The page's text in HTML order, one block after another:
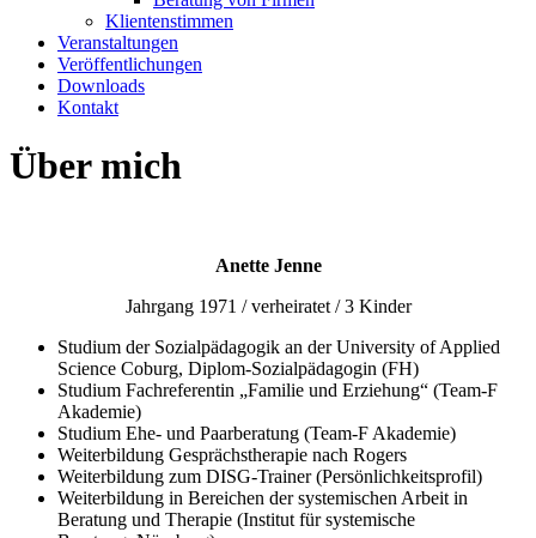
Klientenstimmen
Veranstaltungen
Veröffentlichungen
Downloads
Kontakt
Über mich
Anette Jenne
Jahrgang 1971 / verheiratet / 3 Kinder
Studium der Sozialpädagogik an der University of Applied
Science Coburg, Diplom-Sozialpädagogin (FH)
Studium Fachreferentin „Familie und Erziehung“ (Team-F
Akademie)
Studium Ehe- und Paarberatung (Team-F Akademie)
Weiterbildung Gesprächstherapie nach Rogers
Weiterbildung zum DISG-Trainer (Persönlichkeitsprofil)
Weiterbildung in Bereichen der systemischen Arbeit in
Beratung und Therapie (Institut für systemische